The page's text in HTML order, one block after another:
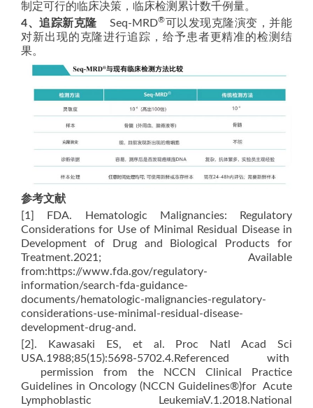
制定可行的临床决策，临床检测累计数千例量。
4、追踪新克隆
Seq-MRD® 可以发现克隆演变，并能
对新出现的克隆进行追踪，给予患者更精准的检测结
果。
参考文献
[1] FDA. Hematologic Malignancies: Regulatory
Considerations for Use of Minimal Residual Disease in
Development of Drug and Biological Products for
Treatment.2021; Available
from:https://www.fda.gov/regulatory-
information/search-fda-guidance-
documents/hematologic-malignancies-regulatory-
considerations-use-minimal-residual-disease-
development-drug-and.
[2]. Kawasaki ES, et al. Proc Natl Acad Sci
USA.1988;85(15):5698-5702.4.Referenced with
permission from the NCCN Clinical Practice
Guidelines in Oncology (NCCN Guidelines®)for Acute
Lymphoblastic LeukemiaV.1.2018.National